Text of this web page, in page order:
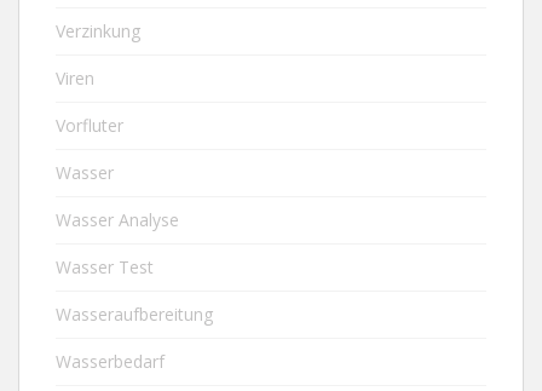
Verzinkung
Viren
Vorfluter
Wasser
Wasser Analyse
Wasser Test
Wasseraufbereitung
Wasserbedarf